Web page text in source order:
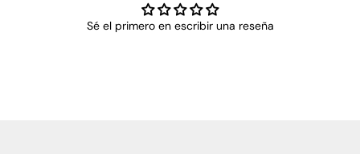
Sé el primero en escribir una reseña